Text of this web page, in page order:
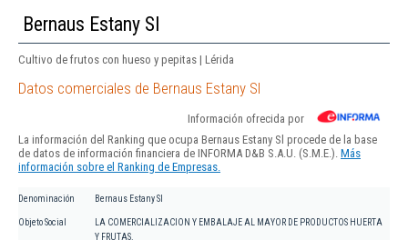
Bernaus Estany Sl
Cultivo de frutos con hueso y pepitas | Lérida
Datos comerciales de Bernaus Estany Sl
Información ofrecida por
La información del Ranking que ocupa Bernaus Estany Sl procede de la base
de datos de información financiera de INFORMA D&B S.A.U. (S.M.E.). Más
información sobre el Ranking de Empresas.
Denominación Bernaus Estany Sl
Objeto Social
LA COMERCIALIZACION Y EMBALAJE AL MAYOR DE PRODUCTOS HUERTA
Y FRUTAS.